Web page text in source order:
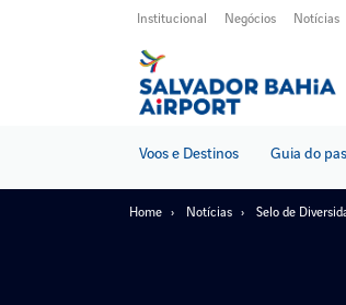
Institucional Negócios Notícias
Voos e Destinos Guia do
Home Notícias Selo de